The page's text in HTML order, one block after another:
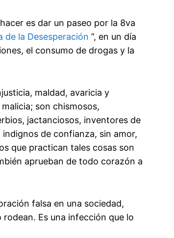
es dar un paseo por la 8va
de la Desesperación ”, en un día
el consumo de drogas y la
maldad, avaricia y
son chismosos,
jactanciosos, inventores de
de confianza, sin amor,
que practican tales cosas son
aprueban de todo corazón a
falsa en una sociedad,
Es una infección que lo